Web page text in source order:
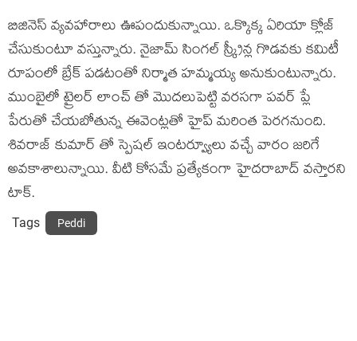
బిజినెస్ వ్యవహారాలు ఊపందుకున్నాయి. ఒక్కొక్క ఏరియా క్లోజ్
చేసుకుంటూ వస్తున్నారు. నైజామ్ సింగల్ స్క్రీన్ల గొడవకు కమిటీ
రూపంలో బ్రేక్ పడటంతో నిర్మాత హమ్మయ్య అనుకుంటున్నారు.
ముంబైలో ట్రైలర్ లాంచ్ తో మొదలుపెట్టి వరసగా పవర్ ప్లే
పేరుతో చేయబోతున్న ఈవెంట్లతో హైప్ మరింత పెరగనుంది.
శివరాజ్ కుమార్ తో స్పెషల్ ఇంటర్వ్యూలు వచ్చే వారం జరిగే
అవకాశాలున్నాయి. వీటి కోసమే ప్రత్యేకంగా హైదరాబాద్ వస్తారని
టాక్.
Tags Peddi